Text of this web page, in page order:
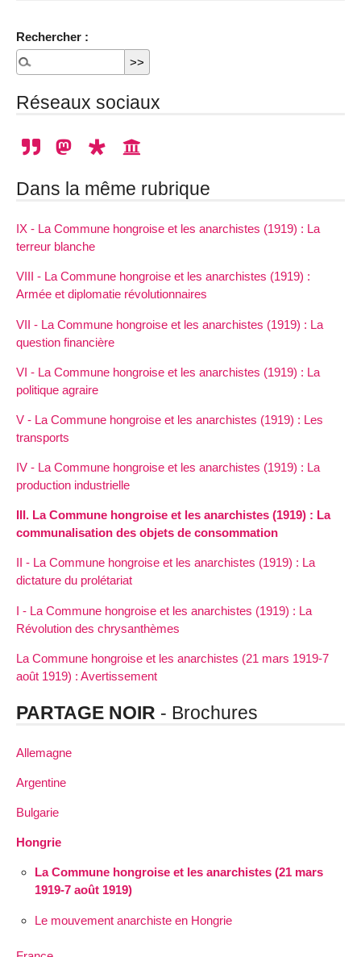
Rechercher :
Réseaux sociaux
Dans la même rubrique
IX - La Commune hongroise et les anarchistes (1919) : La
terreur blanche
VIII - La Commune hongroise et les anarchistes (1919) :
Armée et diplomatie révolutionnaires
VII - La Commune hongroise et les anarchistes (1919) : La
question financière
VI - La Commune hongroise et les anarchistes (1919) : La
politique agraire
V - La Commune hongroise et les anarchistes (1919) : Les
transports
IV - La Commune hongroise et les anarchistes (1919) : La
production industrielle
III. La Commune hongroise et les anarchistes (1919) : La
communalisation des objets de consommation
II - La Commune hongroise et les anarchistes (1919) : La
dictature du prolétariat
I - La Commune hongroise et les anarchistes (1919) : La
Révolution des chrysanthèmes
La Commune hongroise et les anarchistes (21 mars 1919-7
août 1919) : Avertissement
PARTAGE NOIR - Brochures
Allemagne
Argentine
Bulgarie
Hongrie
La Commune hongroise et les anarchistes (21 mars
1919-7 août 1919)
Le mouvement anarchiste en Hongrie